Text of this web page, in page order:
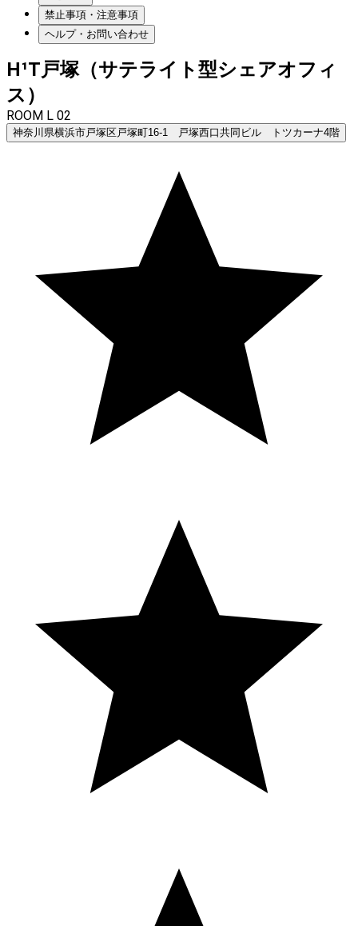
禁止事項・注意事項
ヘルプ・お問い合わせ
H¹T戸塚（サテライト型シェアオフィ
ス）
ROOM L 02
神奈川県横浜市戸塚区戸塚町16-1 戸塚西口共同ビル トツカーナ4階